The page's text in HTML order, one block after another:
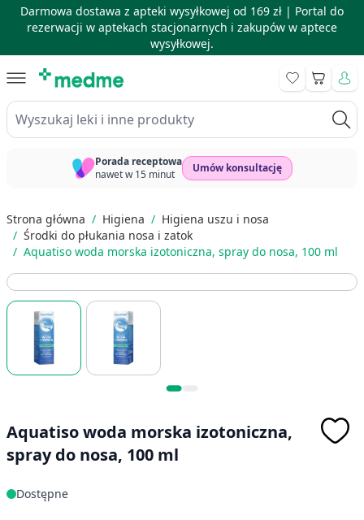
Darmowa dostawa z apteki wysyłkowej od 169 zł | Portal do
rezerwacji w aptekach stacjonarnych i zakupów w aptece
wysyłkowej.
Wyszukaj leki i inne produkty
Koszyk
Porada receptowa
nawet w 15 minut
Umów konsultację
Strona główna / Higiena / Higiena uszu i nosa
/ Środki do płukania nosa i zatok
/ Aquatiso woda morska izotoniczna, spray do nosa, 100 ml
Aquatiso woda morska izotoniczna,
spray do nosa, 100 ml
Dostępne